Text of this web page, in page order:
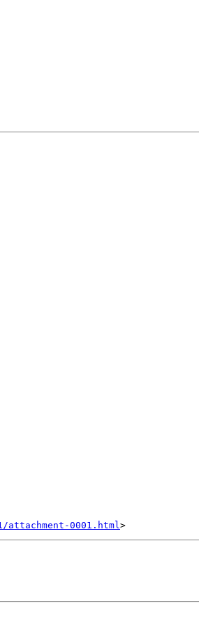
attachment-0001.html